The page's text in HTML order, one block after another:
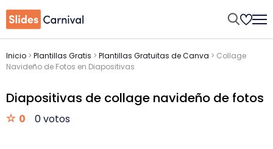
Inicio > Plantillas Gratis > Plantillas Gratuitas de Canva > Collage
Navideño de Fotos en Diapositivas
Diapositivas de collage navideño de fotos
0 0 votos